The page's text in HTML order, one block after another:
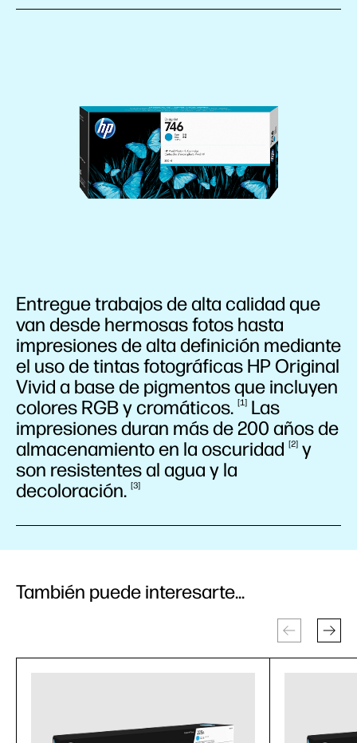
Entregue trabajos de alta calidad que
van desde hermosas fotos hasta
impresiones de alta definición mediante
el uso de tintas fotográficas HP Original
Vivid a base de pigmentos que incluyen
colores RGB ycromáticos. 1
Las
impresiones duran más de 200 años de
almacenamiento en la oscuridad 2
y
son resistentes al agua y la
decoloración.
3
También puede interesarte...